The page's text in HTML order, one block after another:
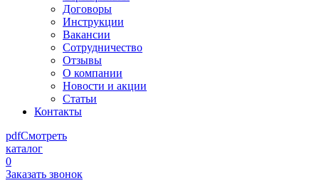
Договоры
Инструкции
Вакансии
Сотрудничество
Отзывы
О компании
Новости и акции
Статьи
Контакты
pdfСмотреть
каталог
0
Заказать звонок